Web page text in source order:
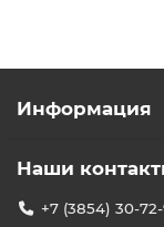
Информация
Наши
+7 (3854) 30-